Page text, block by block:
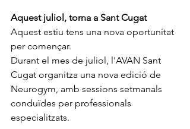
Aquest juliol, torna a Sant Cugat
Aquest estiu tens una nova oportunitat
per començar.
Durant el mes de juliol, l'AVAN Sant
Cugat organitza una nova edició de
Neurogym, amb sessions setmanals
conduïdes per professionals
especialitzats.